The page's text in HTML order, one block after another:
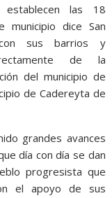
las 18
municipio dice San
sus barrios y
de la
del municipio de
de Cadereyta de
grandes avances
día con día se dan
progresista que
el apoyo de sus